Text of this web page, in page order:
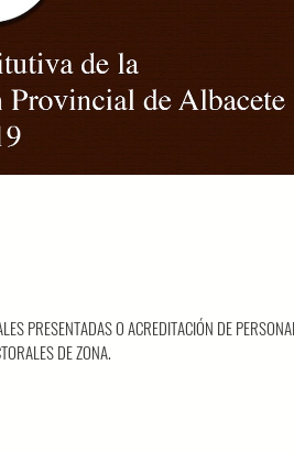
PRESENTADAS O ACREDITACIÓN DE
DE ZONA.